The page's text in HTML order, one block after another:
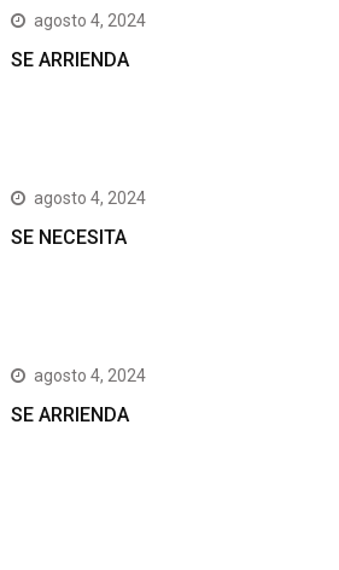
agosto 4, 2024
SE ARRIENDA
agosto 4, 2024
SE NECESITA
agosto 4, 2024
SE ARRIENDA